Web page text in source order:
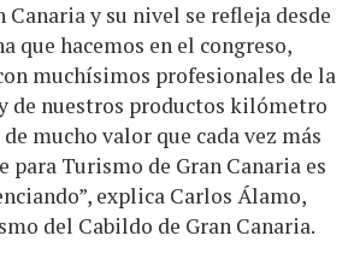
y su nivel se refleja desde
que hacemos en el congreso,
muchísimos profesionales de la
de nuestros productos kilómetro
mucho valor que cada vez más
para Turismo de Gran Canaria es
explica Carlos Álamo,
del Cabildo de Gran Canaria.